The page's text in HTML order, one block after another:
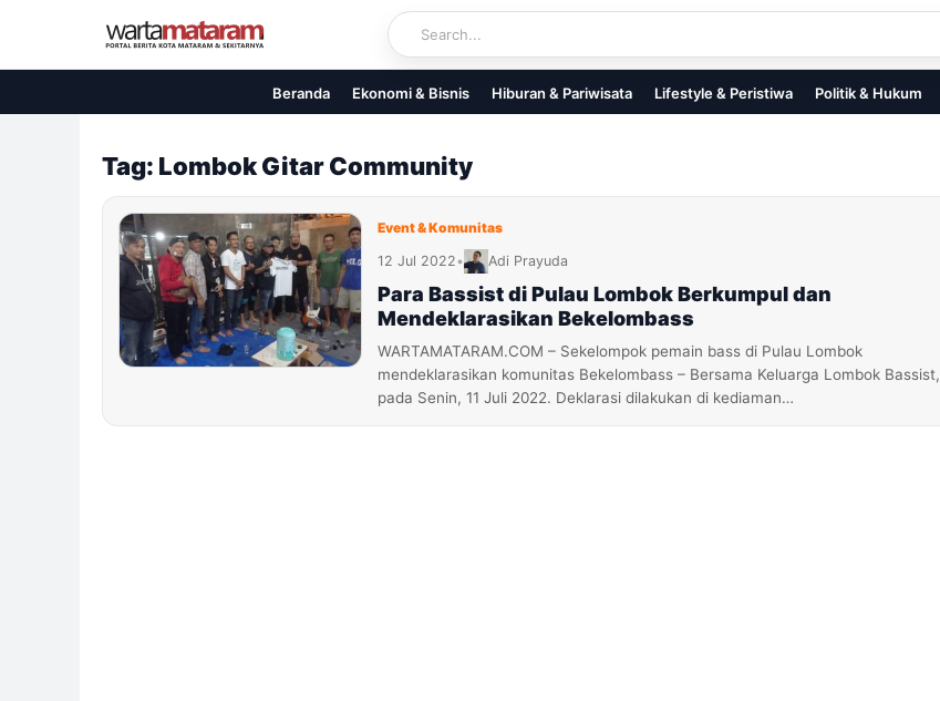
content
Beranda Ekonomi & Bisnis Hiburan & Pariwisata Lifestyle & Peristiwa Politik & Hukum
Tag: Lombok Gitar Community
Event & Komunitas
12 Jul 2022• Adi Prayuda
Para Bassist di Pulau Lombok Berkumpul dan
Mendeklarasikan Bekelombass
WARTAMATARAM.COM – Sekelompok pemain bass di Pulau Lombok
mendeklarasikan komunitas Bekelombass – Bersama Keluarga Lombok Bassist,
pada Senin, 11 Juli 2022. Deklarasi dilakukan di kediaman…